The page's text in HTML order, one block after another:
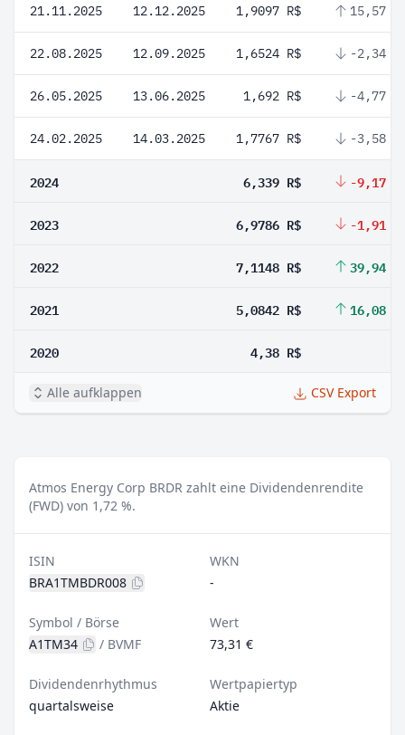
21.11.2025 12.12.2025 1,9097 R$ 15,57 %
22.08.2025 12.09.2025 1,6524 R$ -2,34 %
26.05.2025 13.06.2025 1,692 R$ -4,77 %
24.02.2025 14.03.2025 1,7767 R$ -3,58 %
2024 6,339 R$ -9,17 %
2023 6,9786 R$ -1,91 %
2022 7,1148 R$ 39,94 %
2021 5,0842 R$ 16,08 %
2020 4,38 R$
Alle aufklappen CSV Export
Atmos Energy Corp BRDR zahlt eine Dividendenrendite
(FWD) von 1,72 %.
ISIN
BRA1TMBDR008
WKN
-
Symbol / Börse
A1TM34
/ BVMF
Wert
73,31 €
Dividendenrhythmus
quartalsweise
Wertpapiertyp
Aktie